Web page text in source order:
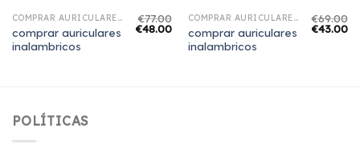
COMPRAR AURICULARES INALAMBRICOS
comprar auriculares
inalambricos
€77.00
€48.00
COMPRAR AURICULARES INALAMBRICOS
comprar auriculares
inalambricos
€69.00
€43.00
POLÍTICAS